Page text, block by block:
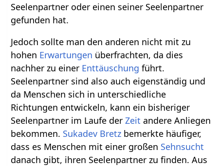
Seelenpartner oder einen seiner Seelenpartner
gefunden hat.
Jedoch sollte man den anderen nicht mit zu
hohen Erwartungen überfrachten, da dies
nachher zu einer Enttäuschung führt.
Seelenpartner sind also auch eigenständig und
da Menschen sich in unterschiedliche
Richtungen entwickeln, kann ein bisheriger
Seelenpartner im Laufe derZeit andere Anliegen
bekommen. Sukadev Bretz bemerkte häufiger,
dass es Menschen mit einer großen Sehnsucht
danach gibt, ihren Seelenpartner zu finden. Aus